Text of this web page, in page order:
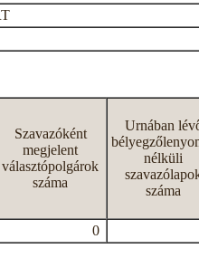
Szavazóként
megjelent
választópolgárok
száma
Urnában
nélküli
száma
0